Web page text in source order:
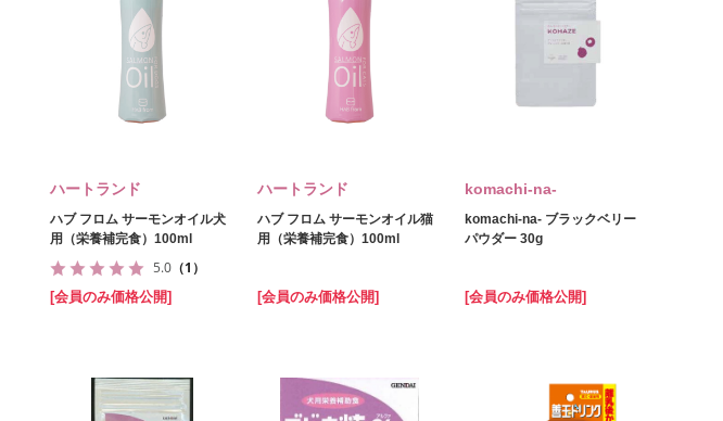
ハートランド
ハブ フロム サーモンオイル犬
用（栄養補完食）100ml
5.0 （1）
[会員のみ価格公開]
ハートランド
ハブ フロム サーモンオイル猫
用（栄養補完食）100ml
[会員のみ価格公開]
komachi‐na‐
komachi‐na‐ ブラックベリー
パウダー 30g
[会員のみ価格公開]